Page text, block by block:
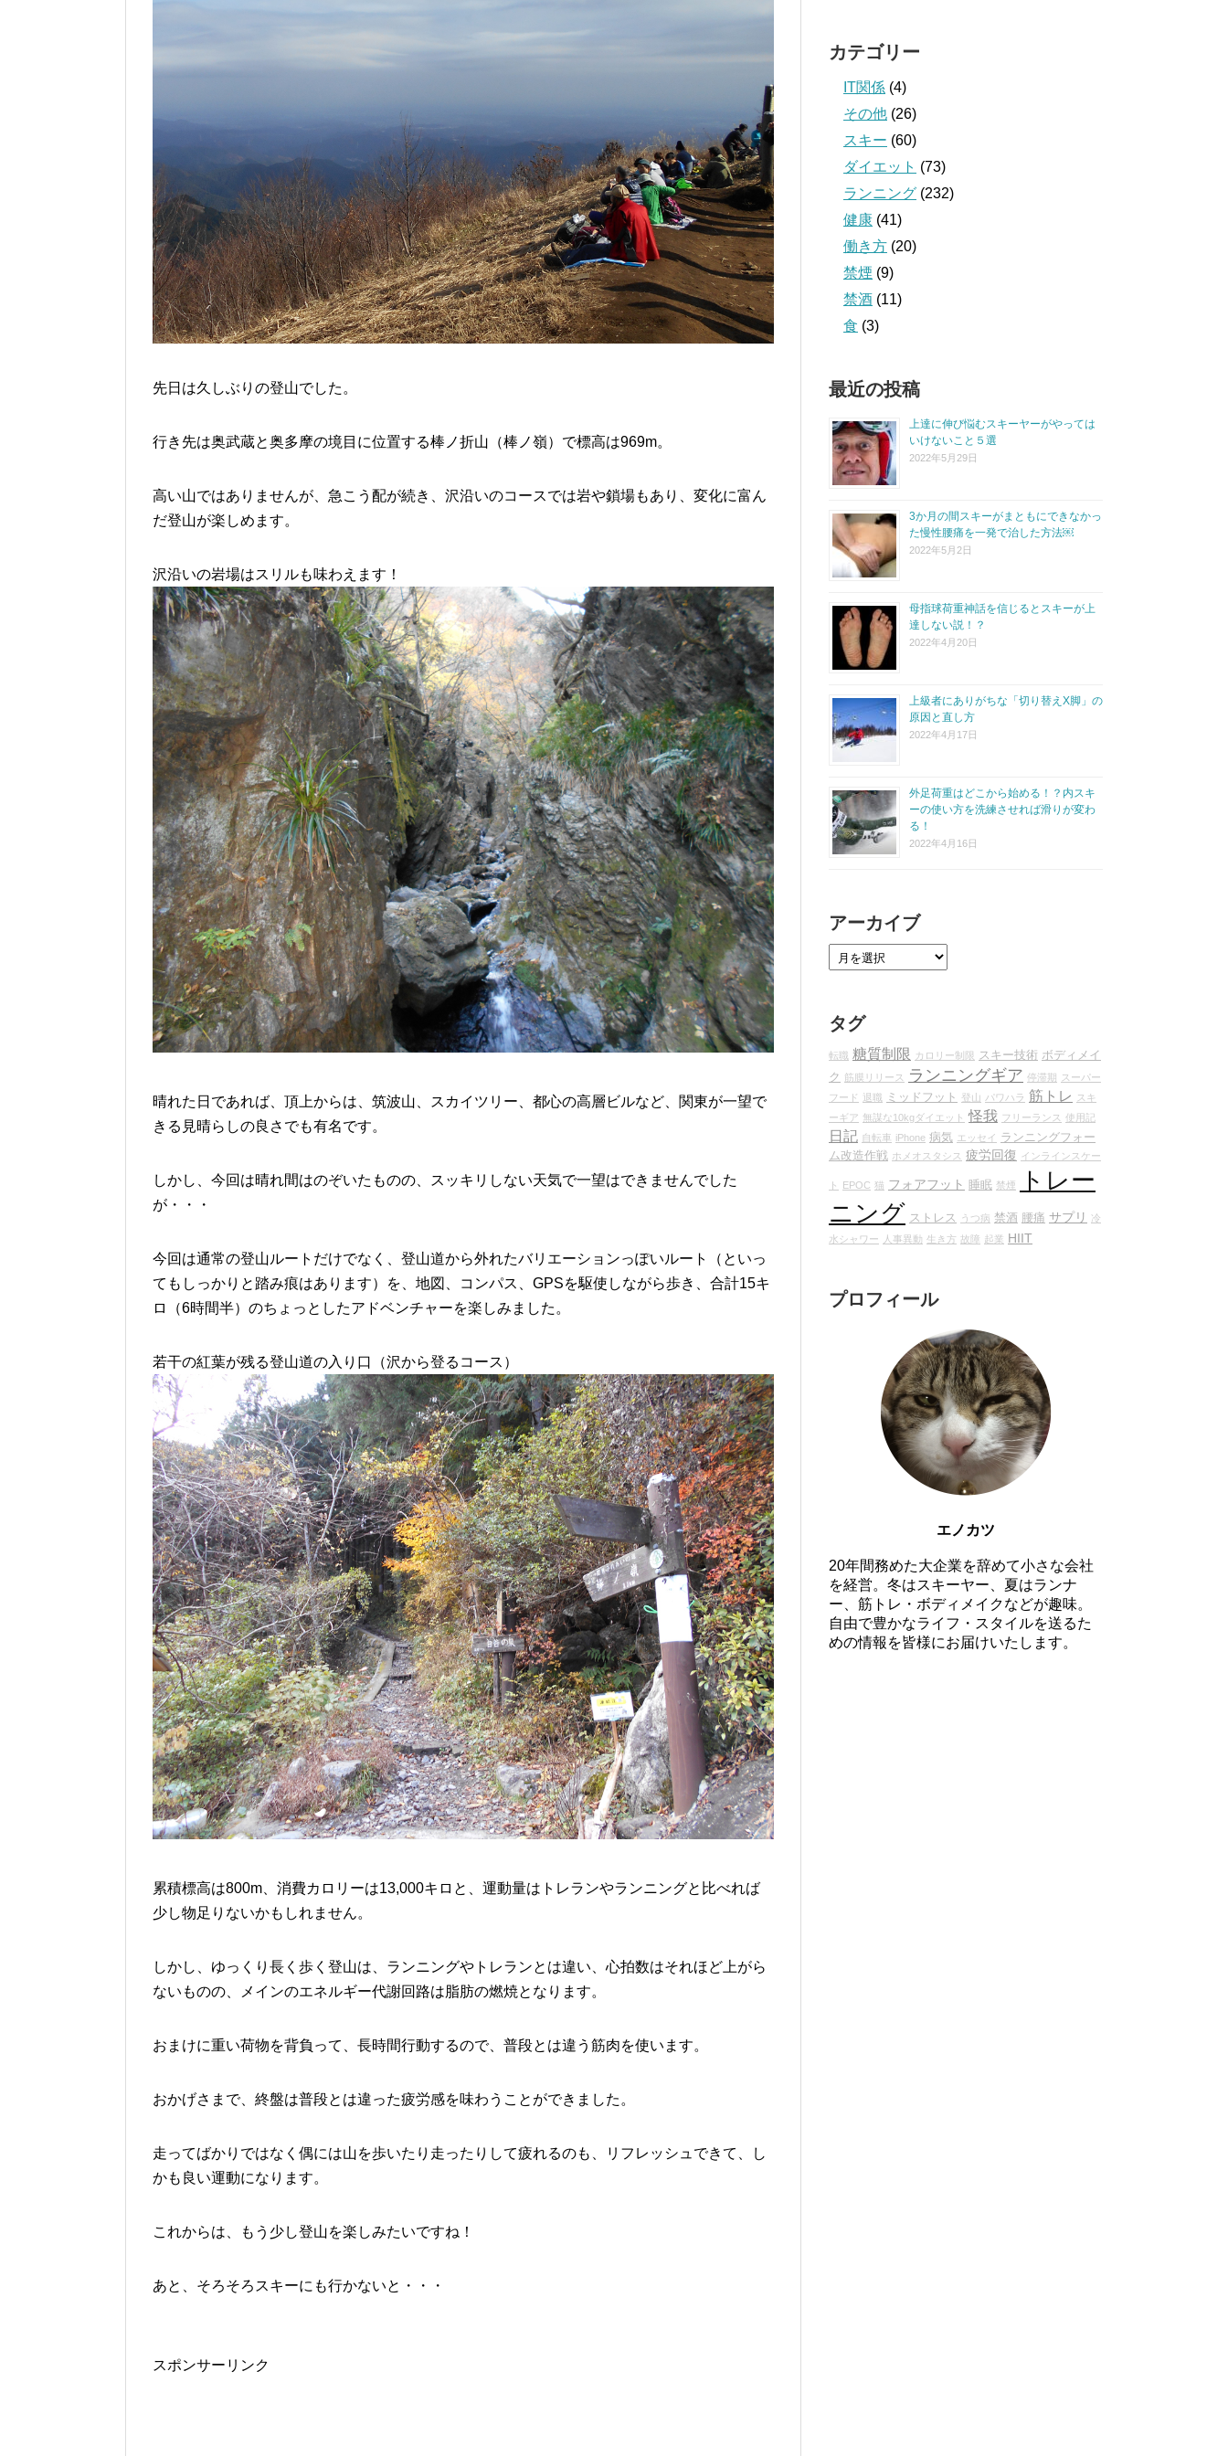
先日は久しぶりの登山でした。
行き先は奥武蔵と奥多摩の境目に位置する棒ノ折山（棒ノ嶺）で標高は969m。
高い山ではありませんが、急こう配が続き、沢沿いのコースでは岩や鎖場もあり、変化に富ん
だ登山が楽しめます。
沢沿いの岩場はスリルも味わえます！
晴れた日であれば、頂上からは、筑波山、スカイツリー、都心の高層ビルなど、関東が一望で
きる見晴らしの良さでも有名です。
しかし、今回は晴れ間はのぞいたものの、スッキリしない天気で一望はできませんでした
が・・・
今回は通常の登山ルートだけでなく、登山道から外れたバリエーションっぽいルート（といっ
てもしっかりと踏み痕はあります）を、地図、コンパス、GPSを駆使しながら歩き、合計15キ
ロ（6時間半）のちょっとしたアドベンチャーを楽しみました。
若干の紅葉が残る登山道の入り口（沢から登るコース）
累積標高は800m、消費カロリーは13,000キロと、運動量はトレランやランニングと比べれば
少し物足りないかもしれません。
しかし、ゆっくり長く歩く登山は、ランニングやトレランとは違い、心拍数はそれほど上がら
ないものの、メインのエネルギー代謝回路は脂肪の燃焼となります。
おまけに重い荷物を背負って、長時間行動するので、普段とは違う筋肉を使います。
おかげさまで、終盤は普段とは違った疲労感を味わうことができました。
走ってばかりではなく偶には山を歩いたり走ったりして疲れるのも、リフレッシュできて、し
かも良い運動になります。
これからは、もう少し登山を楽しみたいですね！
あと、そろそろスキーにも行かないと・・・
スポンサーリンク
カテゴリー
IT関係 (4)
その他 (26)
スキー (60)
ダイエット (73)
ランニング (232)
健康 (41)
働き方 (20)
禁煙 (9)
禁酒 (11)
食 (3)
最近の投稿
上達に伸び悩むスキーヤーがやっては
いけないこと５選
2022年5月29日
3か月の間スキーがまともにできなかっ
た慢性腰痛を一発で治した方法￼
2022年5月2日
母指球荷重神話を信じるとスキーが上
達しない説！？
2022年4月20日
上級者にありがちな「切り替えX脚」の
原因と直し方
2022年4月17日
外足荷重はどこから始める！？内スキ
ーの使い方を洗練させれば滑りが変わ
る！
2022年4月16日
アーカイブ
タグ
転職 糖質制限 カロリー制限 スキー技術 ボディメイ
ク
筋膜リリース ランニングギア 停滞期
スーパー
フード
退職 ミッドフット 登山 パワハラ 筋トレ
スキ
ーギア 無謀な10kgダイエット 怪我 フリーランス 使用記
日記 自転車 iPhone 病気 エッセイ ランニングフォー
ム改造作戦 ホメオスタシス 疲労回復 インラインスケー
ト EPOC 猫 フォアフット 睡眠 禁煙
トレー
ニング ストレス うつ病 禁酒 腰痛 サプリ
冷
水シャワー
人事異動 生き方 故障 起業 HIIT
プロフィール
エノカツ
20年間務めた大企業を辞めて小さな会社
を経営。冬はスキーヤー、夏はランナ
ー、筋トレ・ボディメイクなどが趣味。
自由で豊かなライフ・スタイルを送るた
めの情報を皆様にお届けいたします。